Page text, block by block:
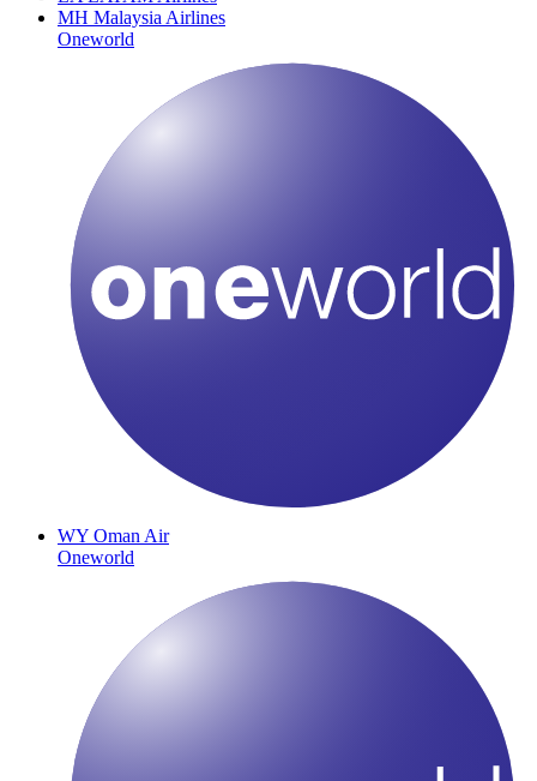
MH Malaysia Airlines
Oneworld
WY Oman Air
Oneworld